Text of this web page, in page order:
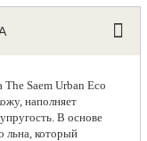
The Saem Urban Eco
наполняет
В основе
льна, который